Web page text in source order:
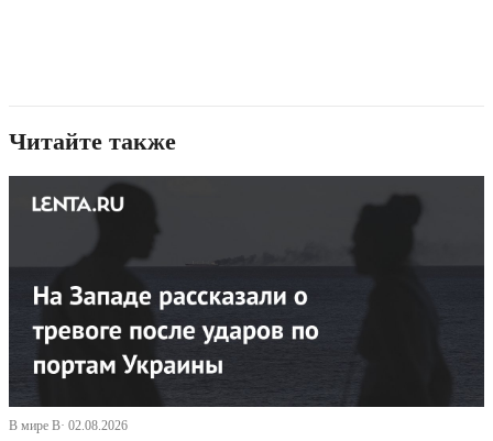
Читайте также
В мире В· 02.08.2026